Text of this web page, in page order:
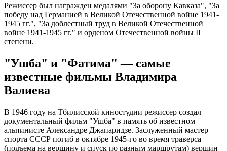
Режиссер был награжден медалями "За оборону Кавказа", "За
победу над Германией в Великой Отечественной войне 1941-
1945 гг.", "За доблестный труд в Великой Отечественной
войне 1941-1945 гг." и орденом Отечественной войны II
степени.
"Ушба" и "Фатима" — самые
известные фильмы Владимира
Валиева
В 1946 году на Тбилисской киностудии режиссер создал
документальный фильм "Ушба" в память об известном
альпинисте Александре Джапаридзе. Заслуженный мастер
спорта СССР погиб в октябре 1945-го во время траверса
(подъема на вершину и спуск по разным маршрутам) вершин